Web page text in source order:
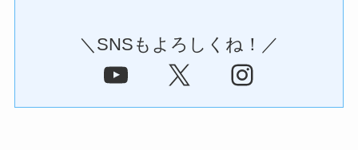
＼SNSもよろしくね！／
YouTube X Instagram